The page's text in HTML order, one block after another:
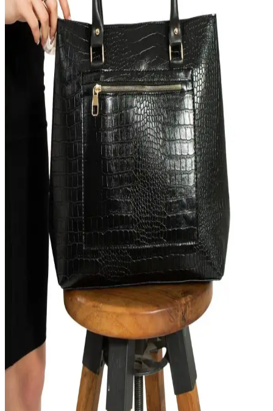
Bagfoni Siyah Yılan Deri Desenli Portföy Clutch
Kadın El Çantası Günlük ve Şık Kullanım
Modern kadınlar için tasarlanan siyah yılan deri portföy çanta, şıklık
ve fonksiyonelliği bir arada sunar, sürdürülebilir malzeme
kullanımıyla çevre dostudur.
Shaka Vizon Shk127 Suni Deri Kadın Çanta: Şıklık
ve İşlevselliğin Modern Buluşması
Shaka markasının bej renkli Shk127 modeli, yüksek kaliteli suni
deri, zarif tasarımı ve pratik özellikleriyle günlük kullanım için ideal
şık ve kullanışlı bir çanta sunar.
Kadın Çantası Karşılaştırması: Coaksco Shopper ve
DEZ STORE Omuz Çantası İncelemesi
İki popüler kadın çantası olan Coaksco Shopper ve DEZ STORE
Omuz Çantası'nın özellikleri, tasarımı ve kullanıcı yorumlarıyla
detaylı karşılaştırması.
Housebags Pembe Kanvas ve Modstore Miny City
Kadın Çantası Karşılaştırması
İki popüler kadın çantasını karşılaştırıyoruz: Housebags pembe
kanvas ve Modstore Miny City. Her biri şıklık ve fonksiyonellik
sunuyor. Hangi çanta sizin tarzınıza uygun? Detaylar burada.
Kadın Çantası Karşılaştırması: Reddington ve
Rosmod Modellerinin Özellikleri ve Kullanıcı
Yorumları
Bu karşılaştırmada Reddington ve Rosmod kadın çantalarının
tasarım, kullanım ve kullanıcı yorumları detaylı inceleniyor.